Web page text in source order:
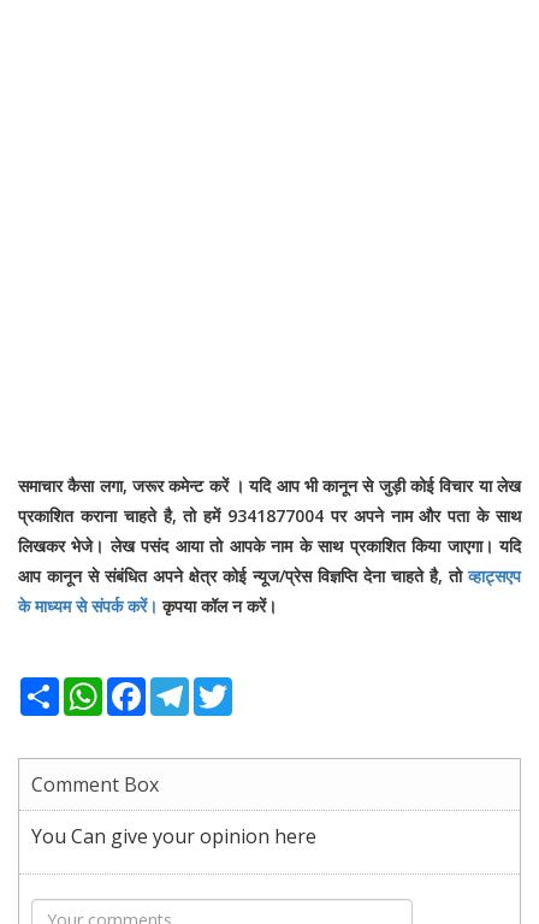
समाचार कैसा लगा, जरूर कमेन्ट करें । यदि आप भी कानून से जुड़ी कोई विचार या लेख
प्रकाशित कराना चाहते है, तो हमें 9341877004 पर अपने नाम और पता के साथ
लिखकर भेजे। लेख पसंद आया तो आपके नाम के साथ प्रकाशित किया जाएगा। यदि
आप कानून से संबंधित अपने क्षेत्र कोई न्यूज/प्रेस विज्ञप्ति देना चाहते है, तोव्हाट्सएप
के माध्यम से संपर्क करें। कृपया कॉल न करें।
ShareWhatsApp
Facebook
Telegram
Comment Box
You Can give your opinion here